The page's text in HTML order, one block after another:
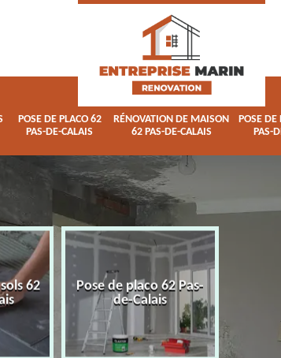
POSE DE PLACO 62
PAS-DE-CALAIS
RÉNOVATION DE MAISON
62 PAS-DE-CALAIS
POSE DE
PAS-
62
Pose de placo 62 Pas-
de-Calais